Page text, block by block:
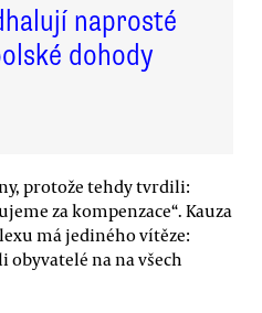
naprosté
dohody
protože tehdy tvrdili:
za kompenzace“. Kauza
má jediného vítěze:
obyvatelé na na všech